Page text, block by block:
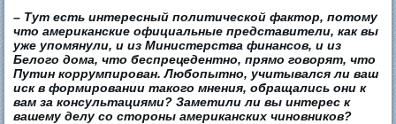
– Тут есть интересный политической фактор, потому
что американские официальные представители, как вы
уже упомянули, и из Министерства финансов, и из
Белого дома, что беспрецедентно, прямо говорят, что
Путин коррумпирован. Любопытно, учитывался ли ваш
иск в формировании такого мнения, обращались они к
вам за консультациями? Заметили ли вы интерес к
вашему делу со стороны американских чиновников?